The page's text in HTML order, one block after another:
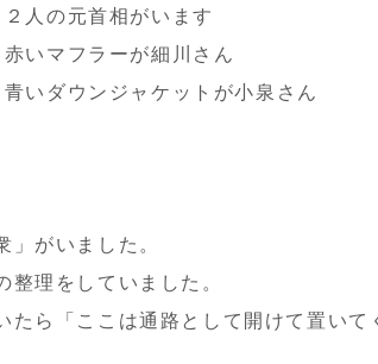
２人の元首相がいます
赤いマフラーが細川さん
青いダウンジャケットが小泉さん
」がいました。
整理をしていました。
たら「ここは通路として開けて置いて